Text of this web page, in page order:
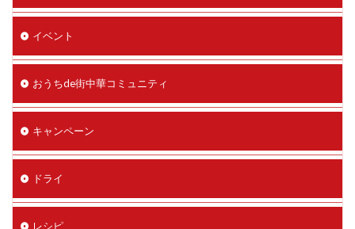
イベント
おうちde街中華コミュニティ
キャンペーン
ドライ
レシピ